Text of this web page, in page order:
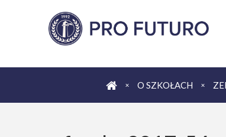
Strona głównaO SZKOŁACH